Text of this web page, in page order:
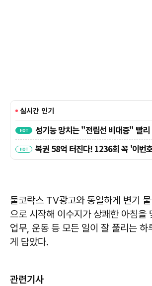
둘코락스 TV광고와 동일하게 변기
으로 시작해 이수지가 상쾌한 아침을
업무, 운동 등 모든 일이 잘 풀리는 하
게 담았다.
관련기사